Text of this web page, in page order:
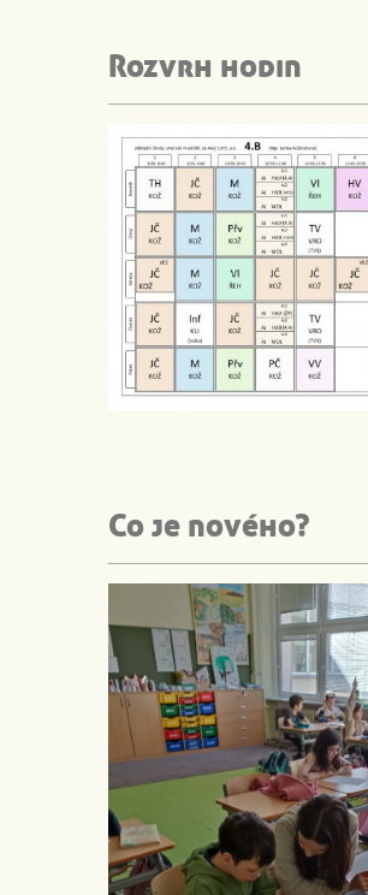
Rozvrh hodin
Co je nového?